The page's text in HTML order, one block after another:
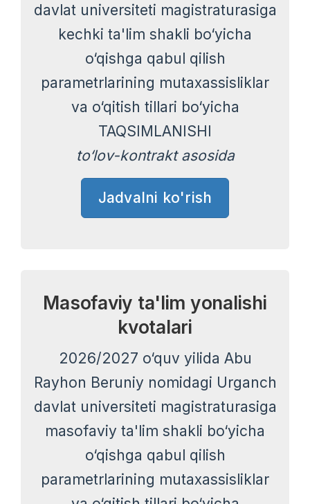
davlat universiteti magistraturasiga
kechki ta'lim shakli bo‘yicha
o‘qishga qabul qilish
parametrlarining mutaxassisliklar
va o‘qitish tillari bo‘yicha
TAQSIMLANISHI
to‘lov-kontrakt asosida
Jadvalni ko'rish
Masofaviy ta'lim yonalishi
kvotalari
2026/2027 o‘quv yilida Abu
Rayhon Beruniy nomidagi Urganch
davlat universiteti magistraturasiga
masofaviy ta'lim shakli bo‘yicha
o‘qishga qabul qilish
parametrlarining mutaxassisliklar